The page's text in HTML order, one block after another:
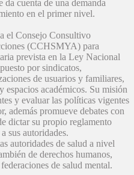
da cuenta de una demanda
en el primer nivel.
el Consejo Consultivo
(CCHSMYA) para
prevista en la Ley Nacional
por sindicatos,
de usuarios y familiares,
espacios académicos. Su misión
y evaluar las políticas vigentes
además promueve debates con
dictar su propio reglamento
sus autoridades.
autoridades de salud a nivel
de derechos humanos,
de salud mental.